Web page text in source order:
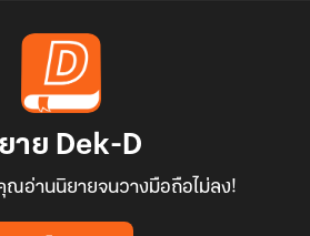
าย Dek-D
ณอ่านนิยายจนวางมือถือไม่ลง!